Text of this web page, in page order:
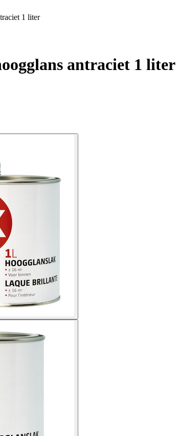
1 liter
antraciet 1 liter